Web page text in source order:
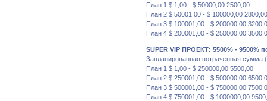
План 1 $ 1,00 - $ 50000,00 2500,00
План 2 $ 50001,00 - $ 100000,00
План 3 $ 100001,00 - $ 200000,00
План 4 $ 200001,00 - $ 250000,00
SUPER VIP ПРОЕКТ: 5500% - 9500%
Запланированная потраченная сумма
План 1 $ 1,00 - $ 250000,00 5500,00
План 2 $ 250001,00 - $ 500000,00
План 3 $ 500001,00 - $ 750000,00
План 4 $ 750001,00 - $ 1000000,00